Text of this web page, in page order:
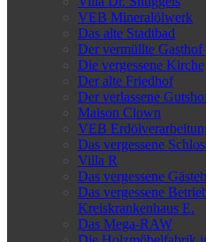
VEB Mineralölwerk
Das alte Stadtbad
Der vermüllte
Die vergessene Kirche
Der alte Friedhof
Der verlassene
Maison Clown
VEB
Das vergessene
Villa R
Das vergessene
Das vergessene
Kreiskrankenhaus E.
Das Mega-RAW